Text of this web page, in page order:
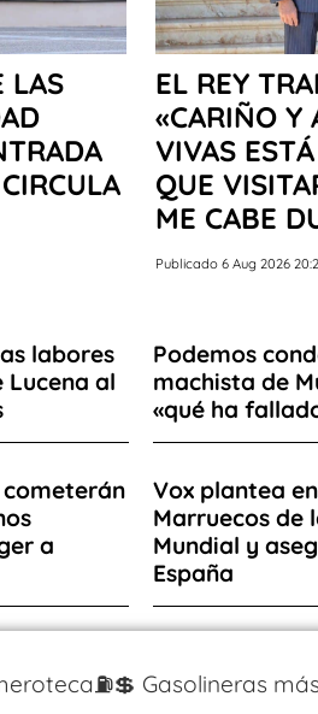
LAS
EL REY
«CARIÑO Y
VIVAS
QUE
ME CABE
Publicado 6 Aug 2026
labores
Lucena al
Podemos
machista de
«qué ha
cometerán
a
Vox plantea
Marruecos de
Mundial y
España
⛽️💲 Gasolineras